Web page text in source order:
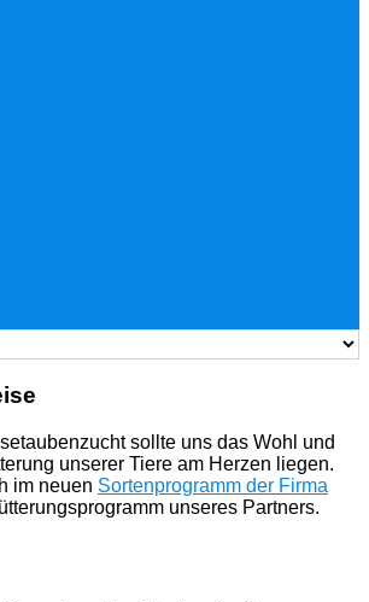
sollte uns das Wohl und
unserer Tiere am Herzen liegen.
im neuen Sortenprogramm der Firma
unseres Partners.